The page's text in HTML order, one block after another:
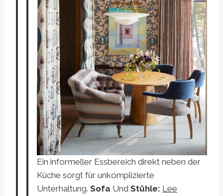
Ein informeller Essbereich direkt neben der
Küche sorgt für unkomplizierte
Unterhaltung. Sofa Und Stühle: Lee